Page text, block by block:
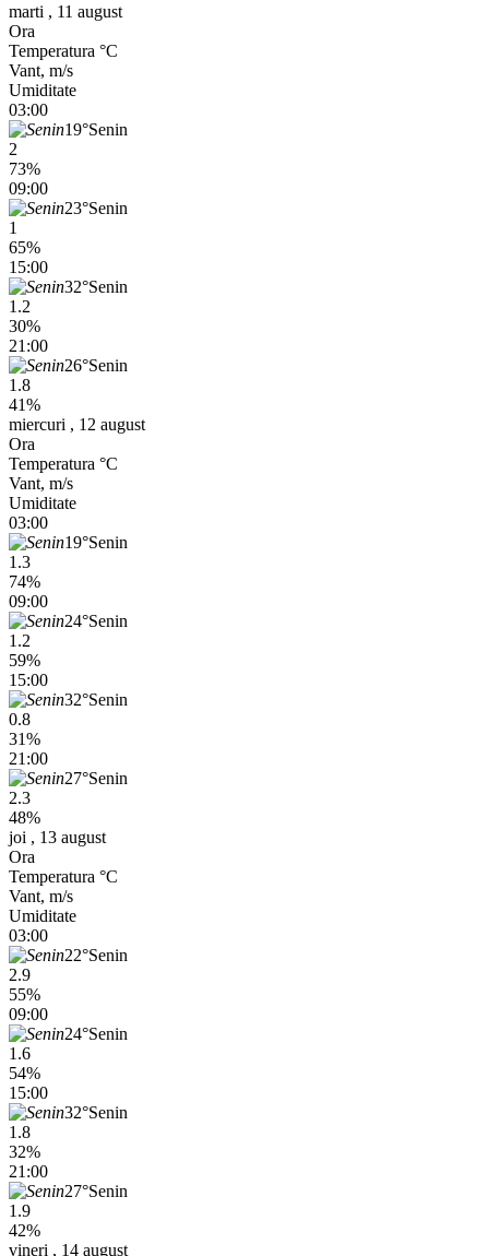
marti , 11 august
Ora
Temperatura °C
Vant, m/s
Umiditate
03:00
19°Senin
2
73%
09:00
23°Senin
1
65%
15:00
32°Senin
1.2
30%
21:00
26°Senin
1.8
41%
miercuri , 12 august
Ora
Temperatura °C
Vant, m/s
Umiditate
03:00
19°Senin
1.3
74%
09:00
24°Senin
1.2
59%
15:00
32°Senin
0.8
31%
21:00
27°Senin
2.3
48%
joi , 13 august
Ora
Temperatura °C
Vant, m/s
Umiditate
03:00
22°Senin
2.9
55%
09:00
24°Senin
1.6
54%
15:00
32°Senin
1.8
32%
21:00
27°Senin
1.9
42%
vineri , 14 august